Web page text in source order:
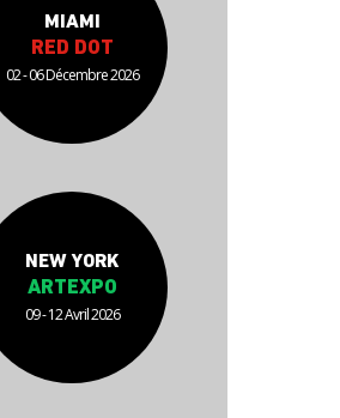
MIAMI
RED DOT
02 - 06 Décembre 2026
NEW YORK
ARTEXPO
09 - 12 Avril 2026